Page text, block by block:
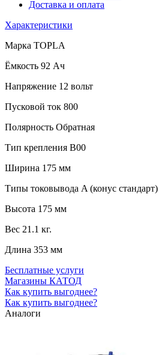
Доставка и оплата
Характеристики
Марка TOPLA
Ёмкость 92 Ач
Напряжение 12 вольт
Пусковой ток 800
Полярность Обратная
Тип крепления B00
Ширина 175 мм
Типы токовывода A (конус стандарт)
Высота 175 мм
Вес 21.1 кг.
Длина 353 мм
Бесплатные услуги
Магазины КАТОД
Как купить выгоднее?
Как купить выгоднее?
Аналоги